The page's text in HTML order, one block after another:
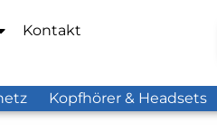
Kontakt
Kopfhörer & Headsets